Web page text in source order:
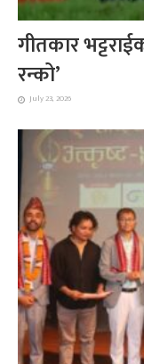
गीतकार
रन्को’
July 23, 2026